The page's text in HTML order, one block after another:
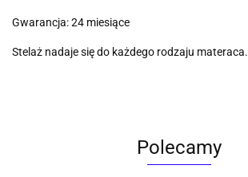
Gwarancja: 24 miesiące
Stelaż nadaje się do każdego rodzaju materaca.
Polecamy